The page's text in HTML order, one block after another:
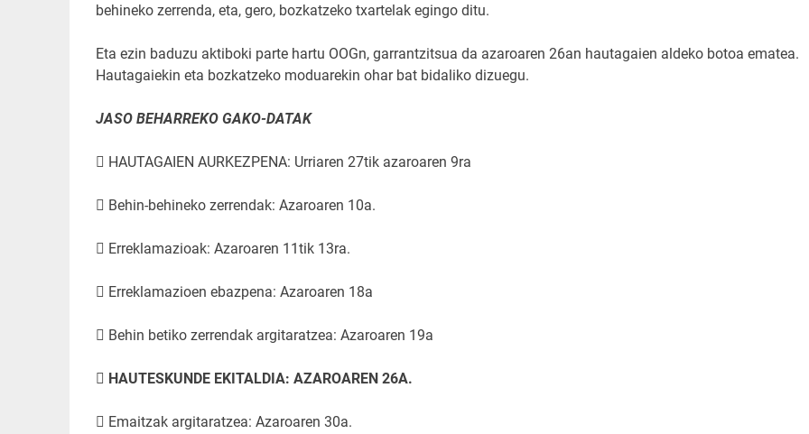
behineko zerrenda, eta, gero, bozkatzeko txartelak egingo ditu.
Eta ezin baduzu aktiboki parte hartu OOGn, garrantzitsua da azaroaren 26an hautagaien aldeko botoa ematea.
Hautagaiekin eta bozkatzeko moduarekin ohar bat bidaliko dizuegu.
JASO BEHARREKO GAKO-DATAK
 HAUTAGAIEN AURKEZPENA: Urriaren 27tik azaroaren 9ra
 Behin-behineko zerrendak: Azaroaren 10a.
 Erreklamazioak: Azaroaren 11tik 13ra.
 Erreklamazioen ebazpena: Azaroaren 18a
 Behin betiko zerrendak argitaratzea: Azaroaren 19a
 HAUTESKUNDE EKITALDIA: AZAROAREN 26A.
 Emaitzak argitaratzea: Azaroaren 30a.